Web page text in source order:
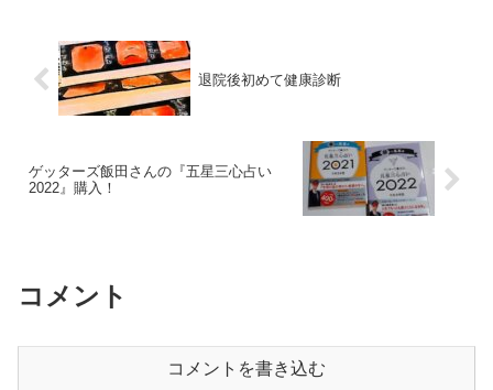
退院後初めて健康診断
ゲッターズ飯田さんの『五星三心占い
2022』購入！
コメント
コメントを書き込む